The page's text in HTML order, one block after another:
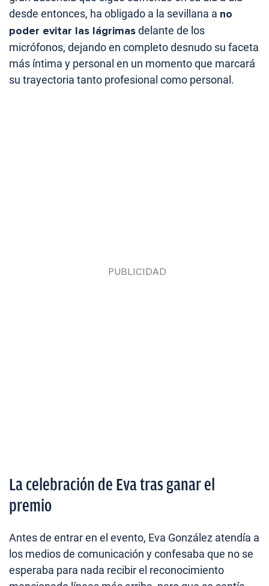
desde entonces, ha obligado a la sevillana a no
poder evitar las lágrimasdelante de los
micrófonos, dejando en completo desnudo su faceta
más íntima y personal en un momento que marcará
su trayectoria tanto profesional como personal.
La celebración de Eva tras ganar el
premio
Antes de entrar en el evento, Eva González atendía a
los medios de comunicación y confesaba que no se
esperaba para nada recibir el reconocimiento